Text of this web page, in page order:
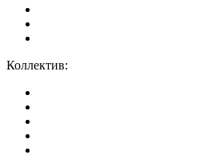
Коллектив: